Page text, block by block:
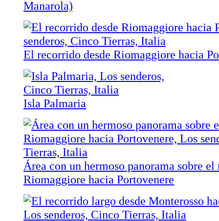
Manarola)
El recorrido desde Riomaggiore hacia
Isla Palmaria
Área con un hermoso panorama sobre
Riomaggiore hacia Portovenere